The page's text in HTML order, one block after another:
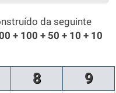
da seguinte
+ 100 + 50 + 10 + 10
8 9